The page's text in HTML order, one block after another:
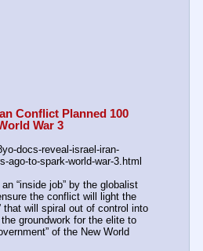
Conflict Planned 100
War 3
docs-reveal-israel-iran-
ago-to-spark-world-war-3.html
“inside job” by the globalist
the conflict will light the
that will spiral out of control into
groundwork for the elite to
of the New World